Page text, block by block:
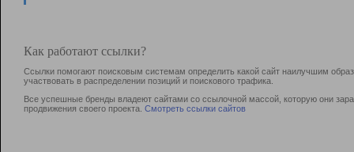
Как работают ссылки?
Ссылки помогают поисковым системам определить какой сайт наилучшим
участвовать в раcпределении позиций и поискового трафика.
Все успешные бренды владеют сайтами со ссылочной массой, которую они
продвижения своего проекта. Смотреть ссылки сайтов